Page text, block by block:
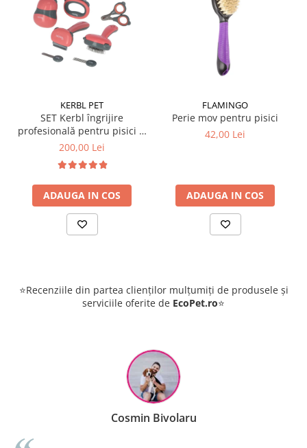
KERBL PET
SET Kerbl îngrijire
profesională pentru pisici și
câini de talie mică 7 piese
200,00 Lei
ADAUGA IN COS
FLAMINGO
Perie mov pentru pisici
42,00 Lei
ADAUGA IN COS
⭐Recenziile din partea clienților mulțumiți de produsele și
serviciile oferite de EcoPet.ro⭐
Cosmin Bivolaru